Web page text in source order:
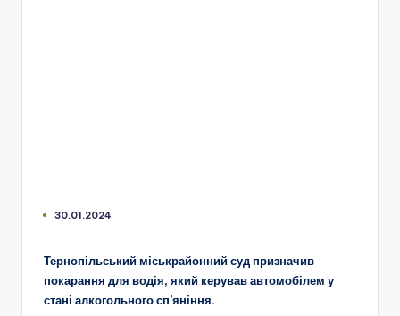
30.01.2024
Тернопільський міськрайонний суд призначив
покарання для водія, який керував автомобілем у
стані алкогольного сп’яніння.